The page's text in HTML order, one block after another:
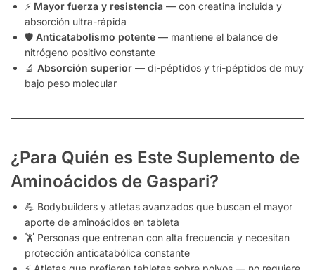
⚡ Mayor fuerza y resistencia — con creatina incluida y
absorción ultra-rápida
🛡️ Anticatabolismo potente — mantiene el balance de
nitrógeno positivo constante
🔬 Absorción superior — di-péptidos y tri-péptidos de muy
bajo peso molecular
¿Para Quién es Este Suplemento de
Aminoácidos de Gaspari?
💪 Bodybuilders y atletas avanzados que buscan el mayor
aporte de aminoácidos en tableta
🏋️ Personas que entrenan con alta frecuencia y necesitan
protección anticatabólica constante